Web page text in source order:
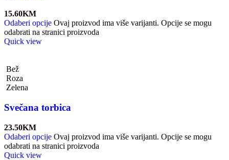
15.60KM
Odaberi opcije Ovaj proizvod ima više varijanti. Opcije se mogu
odabrati na stranici proizvoda
Quick view
Bež
Roza
Zelena
Svečana torbica
23.50KM
Odaberi opcije Ovaj proizvod ima više varijanti. Opcije se mogu
odabrati na stranici proizvoda
Quick view